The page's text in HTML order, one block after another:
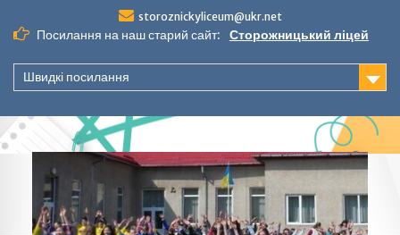
до
вмісту
storoznickyliceum@ukr.net
Посилання на наш старий сайт: Сторожницький ліцей
Швидкі посилання